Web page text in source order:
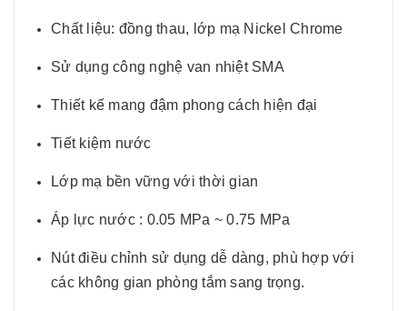
Chất liệu: đồng thau, lớp mạ Nickel Chrome
Sử dụng công nghệ van nhiệt SMA
Thiết kế mang đậm phong cách hiện đại
Tiết kiệm nước
Lớp mạ bền vững với thời gian
Áp lực nước : 0.05 MPa ~ 0.75 MPa
Nút điều chỉnh sử dụng dễ dàng, phù hợp với
các không gian phòng tắm sang trọng.